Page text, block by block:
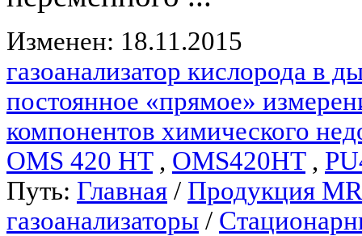
Изменен: 18.11.2015
газоанализатор кислорода в
постоянное «прямое»
компонентов химического
OMS 420 HT, OMS420HT,
Путь: Главная / Продукция
газоанализаторы /